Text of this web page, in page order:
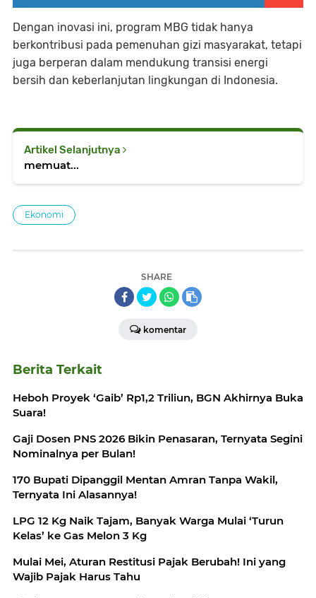
Dengan inovasi ini, program MBG tidak hanya
berkontribusi pada pemenuhan gizi masyarakat, tetapi
juga berperan dalam mendukung transisi energi
bersih dan keberlanjutan lingkungan di Indonesia.
Artikel Selanjutnya
memuat...
Ekonomi
SHARE
komentar
Berita Terkait
Heboh Proyek ‘Gaib’ Rp1,2 Triliun, BGN Akhirnya Buka
Suara!
Gaji Dosen PNS 2026 Bikin Penasaran, Ternyata Segini
Nominalnya per Bulan!
170 Bupati Dipanggil Mentan Amran Tanpa Wakil,
Ternyata Ini Alasannya!
LPG 12 Kg Naik Tajam, Banyak Warga Mulai ‘Turun
Kelas’ ke Gas Melon 3 Kg
Mulai Mei, Aturan Restitusi Pajak Berubah! Ini yang
Wajib Pajak Harus Tahu